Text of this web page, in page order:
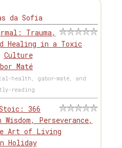
da Sofia
Trauma,
Healing in a Toxic
Culture
Maté
health, gabor-maté, and
reading
366
Perseverance,
Art of Living
Holiday